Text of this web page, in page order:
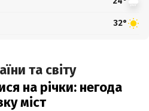
32°
та світу
на річки: негода
міст